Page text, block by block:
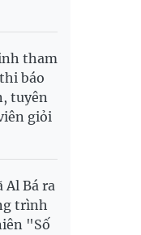
tham
báo
tuyên
giỏi
Al Bá ra
trình
"Số